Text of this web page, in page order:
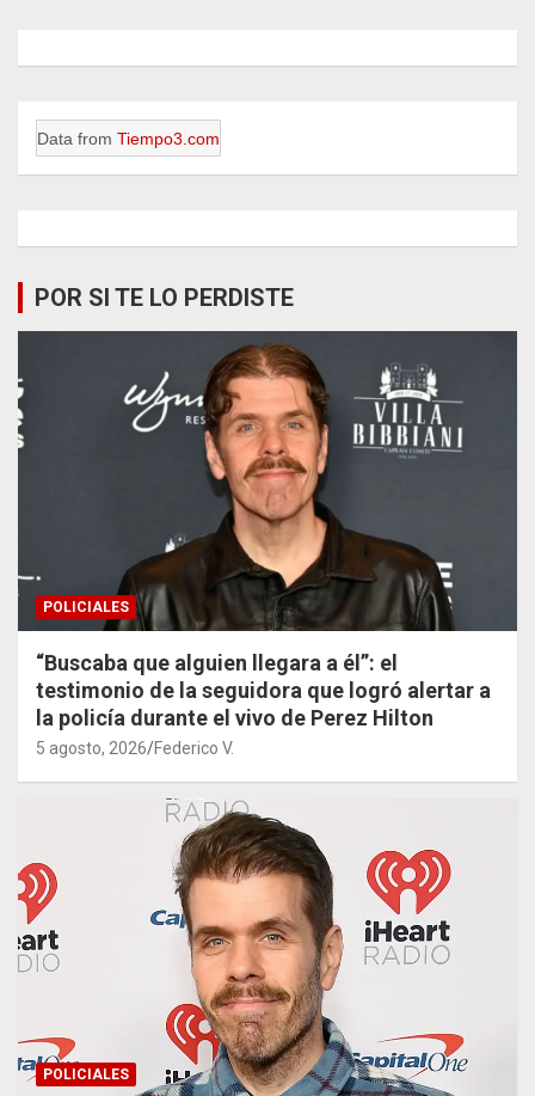
Data from Tiempo3.com
POR SI TE LO PERDISTE
POLICIALES
“Buscaba que alguien llegara a él”: el
testimonio de la seguidora que logró alertar a
la policía durante el vivo de Perez Hilton
5 agosto, 2026 Federico V.
POLICIALES